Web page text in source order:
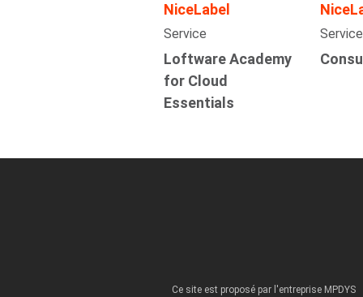
NiceLabel
Service
Loftware Academy
for Cloud
Essentials
Service
Ce site est proposé par l'entreprise MPDYS